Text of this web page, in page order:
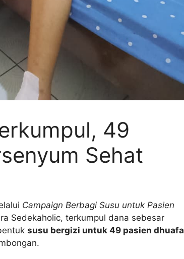
49
Sehat
Campaign Berbagi Susu untuk Pasien
Sedekaholic, terkumpul dana sebesar
susu bergizi untuk 49 pasien dhuafa